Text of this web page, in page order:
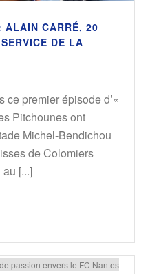
ALAIN CARRÉ, 20
DE LA
ce premier épisode d’«
Pitchounes ont
Michel-Bendichou
de Colomiers
[...]